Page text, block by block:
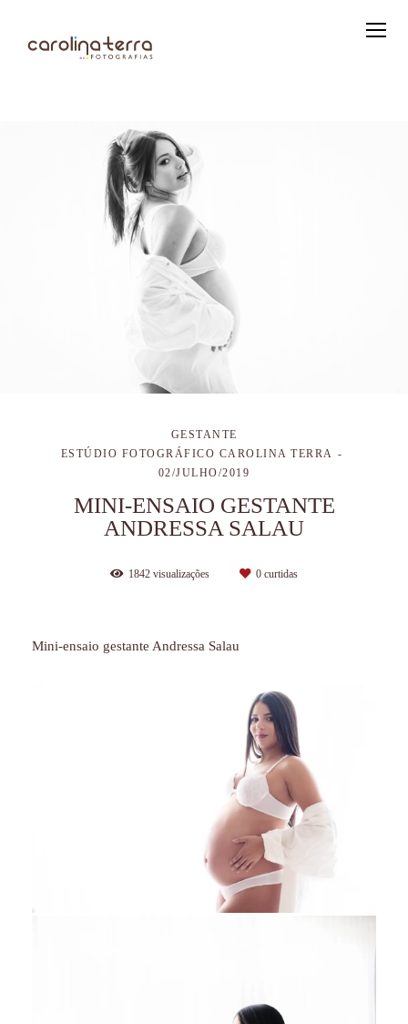
GESTANTE
ESTÚDIO FOTOGRÁFICO CAROLINA TERRA
02/JULHO/2019
MINI-ENSAIO GESTANTE
ANDRESSA SALAU
1842 visualizações 0 curtidas
Mini-ensaio gestante Andressa Salau